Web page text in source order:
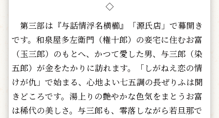
◇
第三部は『与話情浮名横櫛』「源氏店」で幕開き
です。和泉屋多左衛門（権十郎）の妾宅に住むお富
（玉三郎）のもとへ、かつて愛した男、与三郎（染
五郎）が金をたかりに訪れます。「しがねえ恋の情
けが仇」で始まる、心地よい七五調の長ぜりふは聞
きどころです。湯上りの艶やかな色気をまとうお富
は稀代の美しさ。与三郎も、零落しながら若旦那で